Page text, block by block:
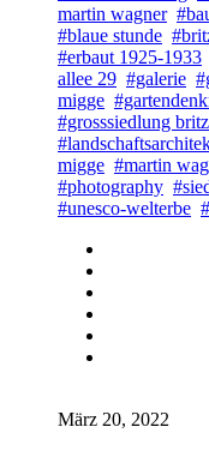
martin wagner
#blaue stunde
#erbaut 1925-1933
allee 29 #galerie
migge
#grosssiedlung britz
migge #martin
#photography
#unesco-welterbe
März 20, 2022